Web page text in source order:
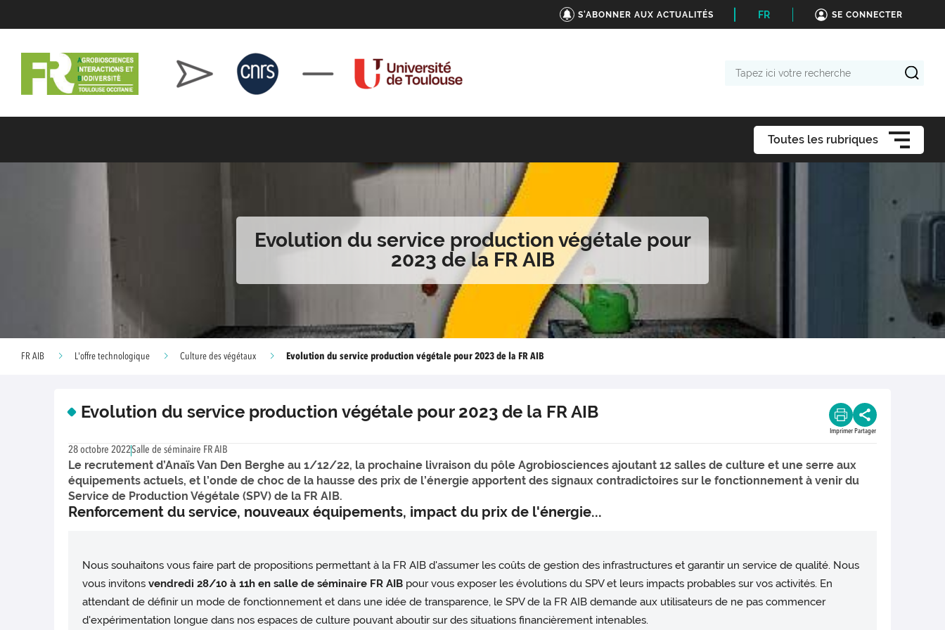
S'ABONNER AUX ACTUALITÉS FR SE CONNECTER
Toutes les rubriques
Evolution du service production végétale pour
2023 de la FR AIB
FR AIB L'offre technologique Culture des végétaux Evolution du service production végétale pour 2023 de la FR AIB
Evolution du service production végétale pour 2023 de la FR AIB
Imprimer Partager
28 octobre 2022Salle de séminaire FR AIB
Le recrutement d’Anaïs Van Den Berghe au 1/12/22, la prochaine livraison du pôle Agrobiosciences ajoutant 12 salles de culture et une serre aux
équipements actuels, et l’onde de choc de la hausse des prix de l’énergie apportent des signaux contradictoires sur le fonctionnement à venir du
Service de Production Végétale (SPV) de la FR AIB.
Renforcement du service, nouveaux équipements, impact du prix de l'énergie...
Nous souhaitons vous faire part de propositions permettant à la FR AIB d'assumer les coûts de gestion des infrastructures et garantir un service de qualité. Nous
vous invitonsvendredi 28/10 à 11h en salle de séminaire FR AIB pour vous exposer les évolutions du SPV et leurs impacts probables sur vos activités. En
attendant de définir un mode de fonctionnement et dans une idée de transparence, le SPV de la FR AIB demande aux utilisateurs de ne pas commencer
d'expérimentation longue dans nos espaces de culture pouvant aboutir sur des situations financièrement intenables.